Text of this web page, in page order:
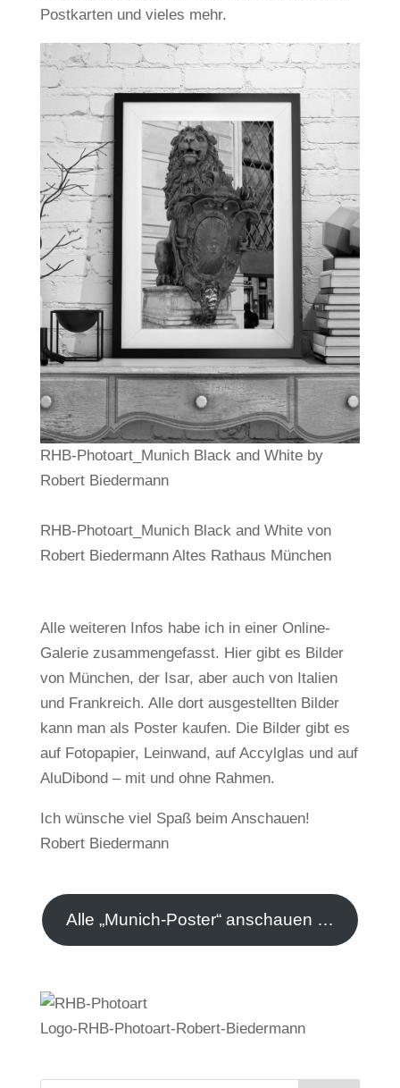
Postkarten und vieles mehr.
RHB-Photoart_Munich Black and White by
Robert Biedermann
RHB-Photoart_Munich Black and White von
Robert Biedermann Altes Rathaus München
Alle weiteren Infos habe ich in einer Online-
Galerie zusammengefasst. Hier gibt es Bilder
von München, der Isar, aber auch von Italien
und Frankreich. Alle dort ausgestellten Bilder
kann man als Poster kaufen. Die Bilder gibt es
auf Fotopapier, Leinwand, auf Accylglas und auf
AluDibond – mit und ohne Rahmen.
Ich wünsche viel Spaß beim Anschauen!
Robert Biedermann
Alle „Munich-Poster“ anschauen …
Logo-RHB-Photoart-Robert-Biedermann